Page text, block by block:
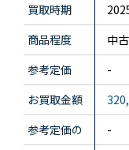
買取時期
商品程度
中
参考定価
-
お買取金額
参考定価の
-